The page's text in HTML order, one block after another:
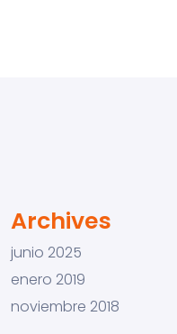
Archives
junio 2025
enero 2019
noviembre 2018